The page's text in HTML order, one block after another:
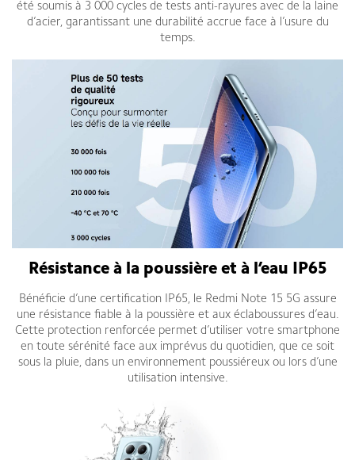
été soumis à 3 000 cycles de tests anti-rayures avec de la laine
d’acier, garantissant une durabilité accrue face à l’usure du
temps.
Résistance à la poussière et à l’eau IP65
Bénéficie d’une certification IP65, le Redmi Note 15 5G assure
une résistance fiable à la poussière et aux éclaboussures d’eau.
Cette protection renforcée permet d’utiliser votre smartphone
en toute sérénité face aux imprévus du quotidien, que ce soit
sous la pluie, dans un environnement poussiéreux ou lors d’une
utilisation intensive.